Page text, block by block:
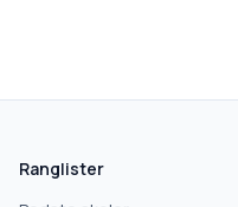
Ranglister